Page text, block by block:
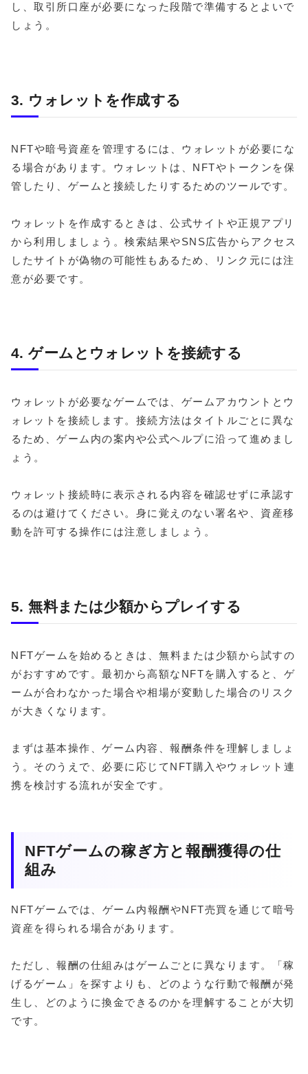
し、取引所口座が必要になった段階で準備するとよいで
しょう。
3. ウォレットを作成する
NFTや暗号資産を管理するには、ウォレットが必要にな
る場合があります。ウォレットは、NFTやトークンを保
管したり、ゲームと接続したりするためのツールです。
ウォレットを作成するときは、公式サイトや正規アプリ
から利用しましょう。検索結果やSNS広告からアクセス
したサイトが偽物の可能性もあるため、リンク元には注
意が必要です。
4. ゲームとウォレットを接続する
ウォレットが必要なゲームでは、ゲームアカウントとウ
ォレットを接続します。接続方法はタイトルごとに異な
るため、ゲーム内の案内や公式ヘルプに沿って進めまし
ょう。
ウォレット接続時に表示される内容を確認せずに承認す
るのは避けてください。身に覚えのない署名や、資産移
動を許可する操作には注意しましょう。
5. 無料または少額からプレイする
NFTゲームを始めるときは、無料または少額から試すの
がおすすめです。最初から高額なNFTを購入すると、ゲ
ームが合わなかった場合や相場が変動した場合のリスク
が大きくなります。
まずは基本操作、ゲーム内容、報酬条件を理解しましょ
う。そのうえで、必要に応じてNFT購入やウォレット連
携を検討する流れが安全です。
NFTゲームの稼ぎ方と報酬獲得の仕
組み
NFTゲームでは、ゲーム内報酬やNFT売買を通じて暗号
資産を得られる場合があります。
ただし、報酬の仕組みはゲームごとに異なります。「稼
げるゲーム」を探すよりも、どのような行動で報酬が発
生し、どのように換金できるのかを理解することが大切
です。